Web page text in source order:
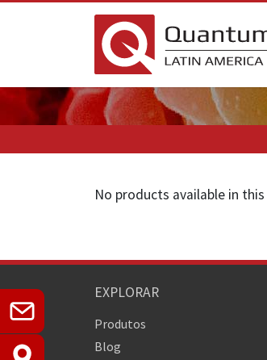
No products available in
EXPLORAR
Produtos
Blog